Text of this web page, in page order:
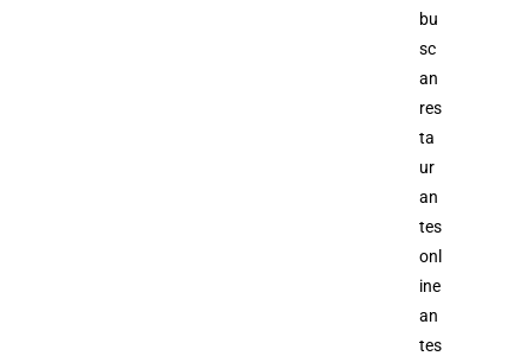
bu
sc
an
res
ta
ur
an
tes
onl
ine
an
tes